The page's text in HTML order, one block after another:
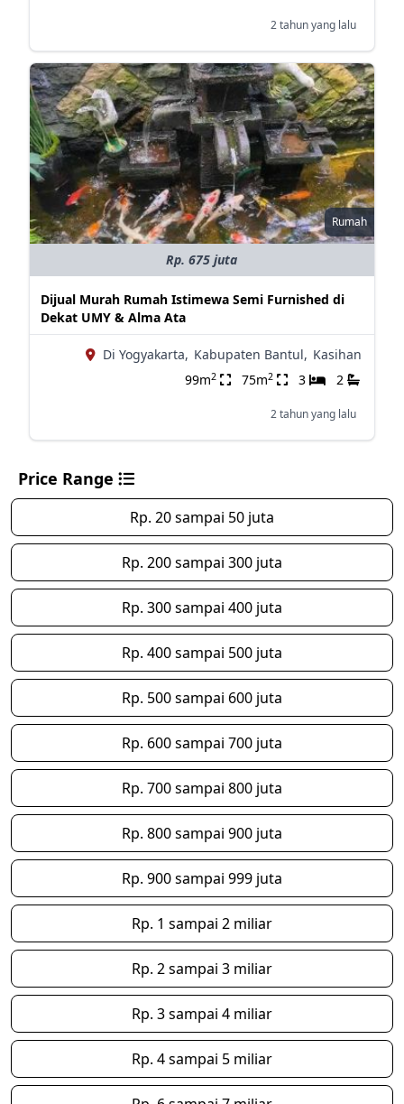
2 tahun yang lalu
Rumah
Rp. 675 juta
Dijual Murah Rumah Istimewa Semi Furnished di
Dekat UMY & Alma Ata
Di Yogyakarta, Kabupaten Bantul, Kasihan
99m2 75m2 3 2
2 tahun yang lalu
Price Range
Rp. 20 sampai 50 juta
Rp. 200 sampai 300 juta
Rp. 300 sampai 400 juta
Rp. 400 sampai 500 juta
Rp. 500 sampai 600 juta
Rp. 600 sampai 700 juta
Rp. 700 sampai 800 juta
Rp. 800 sampai 900 juta
Rp. 900 sampai 999 juta
Rp. 1 sampai 2 miliar
Rp. 2 sampai 3 miliar
Rp. 3 sampai 4 miliar
Rp. 4 sampai 5 miliar